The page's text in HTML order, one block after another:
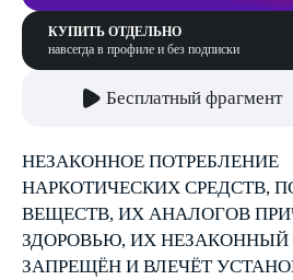
КУПИТЬ ОТДЕЛЬНО
навсегда в профиле и без подписки
Бесплатный фрагмент
НЕЗАКОННОЕ ПОТРЕБЛЕНИЕ
НАРКОТИЧЕСКИХ СРЕДСТВ,
ВЕЩЕСТВ, ИХ АНАЛОГОВ
ЗДОРОВЬЮ, ИХ НЕЗАКОННЫЙ
ЗАПРЕЩЁН И ВЛЕЧЁТ